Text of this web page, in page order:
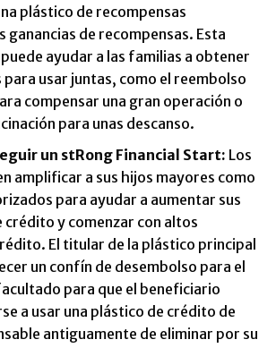
plástico de recompensas
ganancias de recompensas. Esta
ayudar a las familias a obtener
para usar juntas, como el reembolso
compensar una gran operación o
para unas descanso.
un stRong Financial Start: Los
amplificar a sus hijos mayores como
para ayudar a aumentar sus
crédito y comenzar con altos
El titular de la plástico principal
un confín de desembolso para el
para que el beneficiario
a usar una plástico de crédito de
antiguamente de eliminar por su